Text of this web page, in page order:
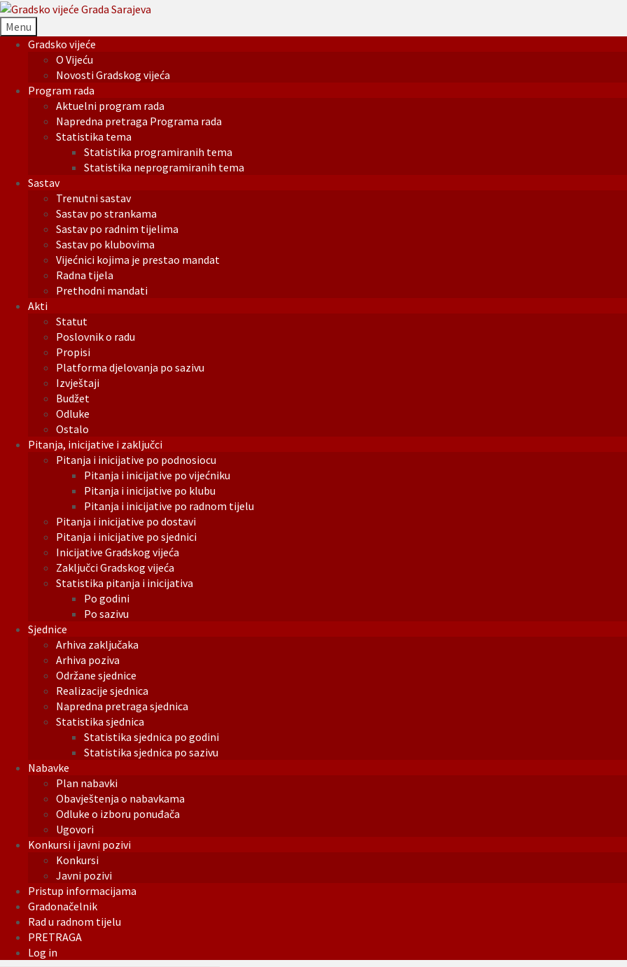
Menu
Gradsko vijeće
O Vijeću
Novosti Gradskog vijeća
Program rada
Aktuelni program rada
Napredna pretraga Programa rada
Statistika tema
Statistika programiranih tema
Statistika neprogramiranih tema
Sastav
Trenutni sastav
Sastav po strankama
Sastav po radnim tijelima
Sastav po klubovima
Vijećnici kojima je prestao mandat
Radna tijela
Prethodni mandati
Akti
Statut
Poslovnik o radu
Propisi
Platforma djelovanja po sazivu
Izvještaji
Budžet
Odluke
Ostalo
Pitanja, inicijative i zaključci
Pitanja i inicijative po podnosiocu
Pitanja i inicijative po vijećniku
Pitanja i inicijative po klubu
Pitanja i inicijative po radnom tijelu
Pitanja i inicijative po dostavi
Pitanja i inicijative po sjednici
Inicijative Gradskog vijeća
Zaključci Gradskog vijeća
Statistika pitanja i inicijativa
Po godini
Po sazivu
Sjednice
Arhiva zaključaka
Arhiva poziva
Održane sjednice
Realizacije sjednica
Napredna pretraga sjednica
Statistika sjednica
Statistika sjednica po godini
Statistika sjednica po sazivu
Nabavke
Plan nabavki
Obavještenja o nabavkama
Odluke o izboru ponuđača
Ugovori
Konkursi i javni pozivi
Konkursi
Javni pozivi
Pristup informacijama
Gradonačelnik
Rad u radnom tijelu
PRETRAGA
Log in